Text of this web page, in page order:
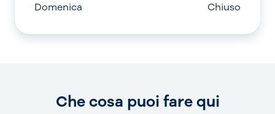
Domenica
Chiuso
Che cosa puoi fare qui